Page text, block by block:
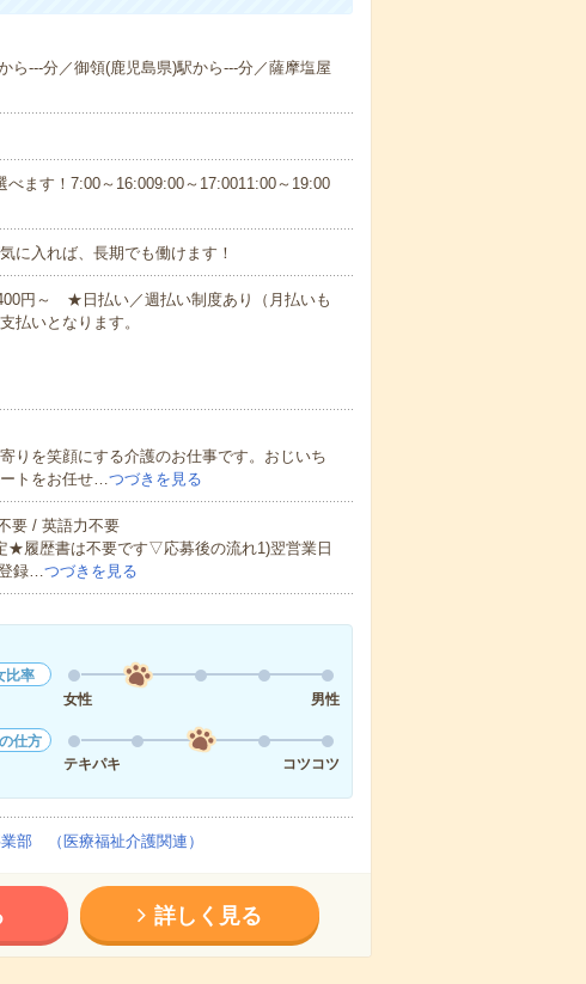
ら---分／御領(鹿児島県)駅から---分／薩摩塩屋
ます！7:00～16:009:00～17:0011:00～19:00
入れば、長期でも働けます！
円～ ★日払い／週払い制度あり（月払いも
払いとなります。
りを笑顔にする介護のお仕事です。おじいち
トをお任せ…つづきを見る
要 / 英語力不要
履歴書は不要です▽応募後の流れ1)翌営業日
録…つづきを見る
比率
女性
男性
仕方
テキパキ
コツコツ
部 （医療福祉介護関連）
詳しく見る